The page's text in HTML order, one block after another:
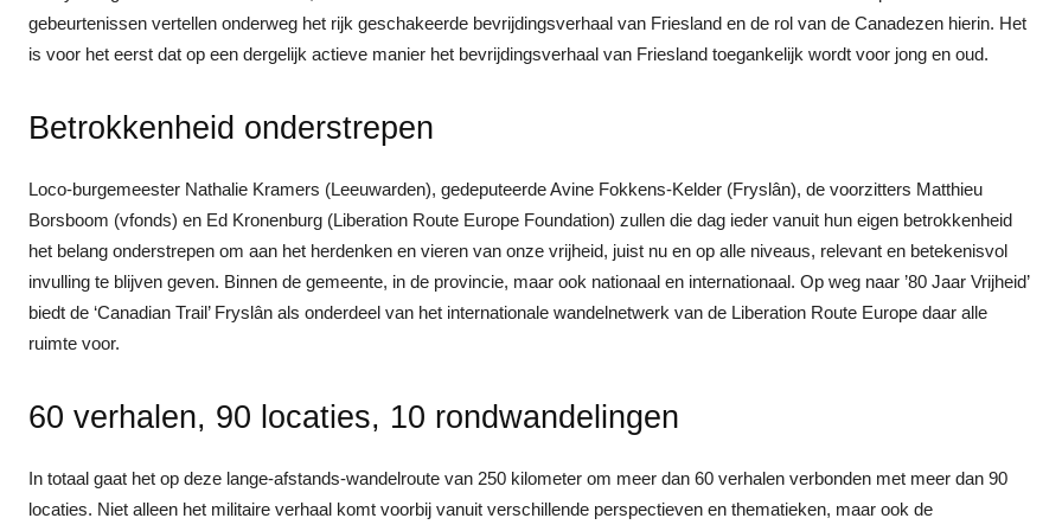
gebeurtenissen vertellen onderweg het rijk geschakeerde bevrijdingsverhaal van Friesland en de rol van de Canadezen hierin. Het
is voor het eerst dat op een dergelijk actieve manier het bevrijdingsverhaal van Friesland toegankelijk wordt voor jong en oud.
Betrokkenheid onderstrepen
Loco-burgemeester Nathalie Kramers (Leeuwarden), gedeputeerde Avine Fokkens-Kelder (Fryslân), de voorzitters Matthieu
Borsboom (vfonds) en Ed Kronenburg (Liberation Route Europe Foundation) zullen die dag ieder vanuit hun eigen betrokkenheid
het belang onderstrepen om aan het herdenken en vieren van onze vrijheid, juist nu en op alle niveaus, relevant en betekenisvol
invulling te blijven geven. Binnen de gemeente, in de provincie, maar ook nationaal en internationaal. Op weg naar ’80 Jaar Vrijheid’
biedt de ‘Canadian Trail’ Fryslân als onderdeel van het internationale wandelnetwerk van de Liberation Route Europe daar alle
ruimte voor.
60 verhalen, 90 locaties, 10 rondwandelingen
In totaal gaat het op deze lange-afstands-wandelroute van 250 kilometer om meer dan 60 verhalen verbonden met meer dan 90
locaties. Niet alleen het militaire verhaal komt voorbij vanuit verschillende perspectieven en thematieken, maar ook de